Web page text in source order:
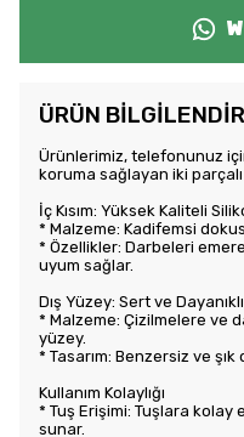
ÜRÜN
Ürünlerimiz, telefonunuz
koruma sağlayan iki parçalı
İç Kısım: Yüksek Kaliteli
* Malzeme: Kadifemsi
* Özellikler: Darbeleri
uyum sağlar.
Dış Yüzey: Sert ve
* Malzeme: Çizilmelere ve
yüzey.
* Tasarım: Benzersiz ve
Kullanım Kolaylığı
* Tuş Erişimi: Tuşlara kolay
sunar.